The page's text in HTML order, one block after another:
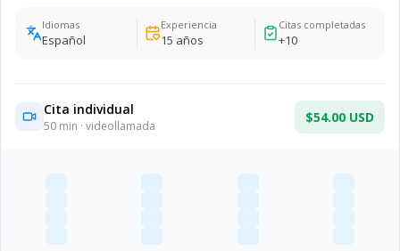
Idiomas
Español
Experiencia
15 años
Citas completadas
+10
Cita individual
50 min · videollamada
$54.00 USD